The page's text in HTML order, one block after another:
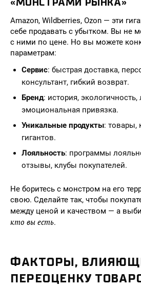
Amazon, Wildberries, Ozon — эти
себе продавать с убытком. Вы не
с ними по цене. Но вы можете
параметрам:
Сервис: быстрая доставка,
консультант, гибкий возврат.
Бренд: история,
эмоциональная привязка.
Уникальные продукты: товары,
гигантов.
Лояльность: программы
отзывы, клубы покупателей.
Не боритесь с монстром на его
свою. Сделайте так, чтобы
между ценой и качеством — а
кто вы есть.
ФАКТОРЫ,
ПЕРЕОЦЕНКУ